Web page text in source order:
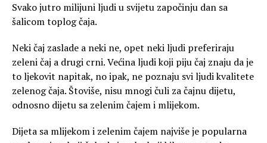
Svako jutro milijuni ljudi u svijetu započinju dan sa
šalicom toplog čaja.
Neki čaj zaslade a neki ne, opet neki ljudi preferiraju
zeleni čaj a drugi crni. Većina ljudi koji piju čaj znaju da je
to ljekovit napitak, no ipak, ne poznaju svi ljudi kvalitete
zelenog čaja. Štoviše, nisu mnogi čuli za čajnu dijetu,
odnosno dijetu sa zelenim čajem i mlijekom.
Dijeta sa mlijekom i zelenim čajem najviše je popularna